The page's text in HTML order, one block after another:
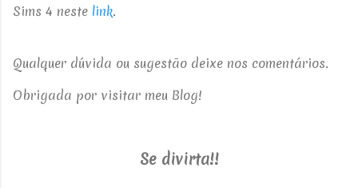
Sims 4 neste link.
Qualquer dúvida ou sugestão deixe nos comentários.
Obrigada por visitar meu Blog!
Se divirta!!